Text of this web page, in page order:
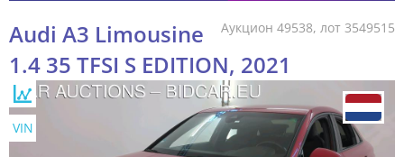
Аукцион 49538, лот 3549515
Audi A3 Limousine
1.4 35 TFSI S EDITION, 2021
VIN